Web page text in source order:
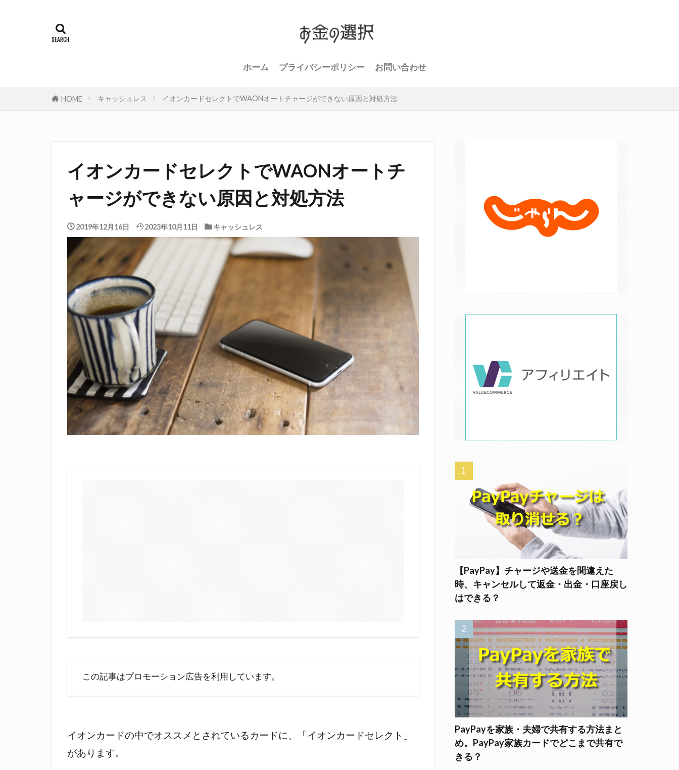
ホーム プライバシーポリシー お問い合わせ
HOME キャッシュレス イオンカードセレクトでWAONオートチャージができない原因と対処方法
イオンカードセレクトでWAONオートチ
ャージができない原因と対処方法
2019年12月16日 2023年10月11日 キャッシュレス
この記事はプロモーション広告を利用しています。
イオンカードの中でオススメとされているカードに、「イオンカードセレクト」
があります。
【PayPay】チャージや送金を間違えた
時、キャンセルして返金・出金・口座戻し
はできる？
PayPayを家族・夫婦で共有する方法まと
め。PayPay家族カードでどこまで共有で
きる？